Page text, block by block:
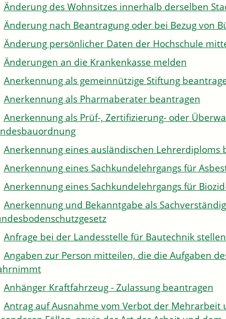
Änderung des Wohnsitzes innerhalb derselben
Änderung nach Beantragung oder bei Bezug von
Änderung persönlicher Daten der Hochschule
Änderungen an die Krankenkasse melden
Anerkennung als gemeinnützige Stiftung
Anerkennung als Pharmaberater beantragen
Anerkennung als Prüf-, Zertifizierung- oder
Anerkennung eines ausländischen Lehrerdiploms
Anerkennung eines Sachkundelehrgangs für
Anerkennung eines Sachkundelehrgangs für
Anerkennung und Bekanntgabe als
Anfrage bei der Landesstelle für Bautechnik stellen
Angaben zur Person mitteilen, die die Aufgaben
Anhänger Kraftfahrzeug - Zulassung beantragen
Antrag auf Ausnahme vom Verbot der